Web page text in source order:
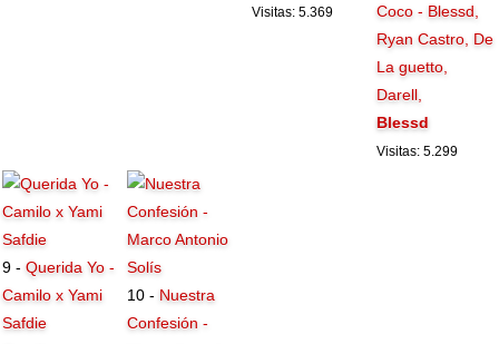
Visitas: 5.369
Coco - Blessd,
Ryan Castro, De
La guetto,
Darell,
Blessd
Visitas: 5.299
9 -Querida Yo -
Camilo x Yami
Safdie
10 - Nuestra
Confesión -